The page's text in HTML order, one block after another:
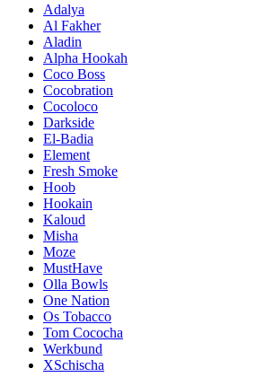
Adalya
Al Fakher
Aladin
Alpha Hookah
Coco Boss
Cocobration
Cocoloco
Darkside
El-Badia
Element
Fresh Smoke
Hoob
Hookain
Kaloud
Misha
Moze
MustHave
Olla Bowls
One Nation
Os Tobacco
Tom Cococha
Werkbund
XSchischa